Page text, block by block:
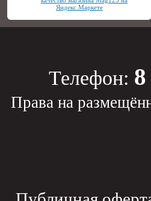
Телефон:
Права на